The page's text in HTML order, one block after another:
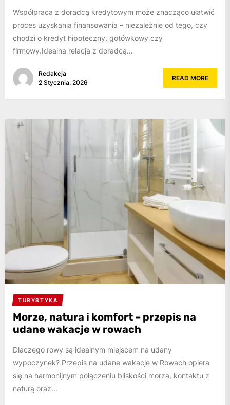
Współpraca z doradcą kredytowym może znacząco ułatwić
proces uzyskania finansowania – niezależnie od tego, czy
chodzi o kredyt hipoteczny, gotówkowy czy
firmowy.Idealna relacja z doradcą...
Redakcja
2 Stycznia, 2026
READ MORE
TURYSTYKA
Morze, natura i komfort – przepis na
udane wakacje w rowach
Dlaczego rowy są idealnym miejscem na udany
wypoczynek? Przepis na udane wakacje w Rowach opiera
się na harmonijnym połączeniu bliskości morza, kontaktu z
naturą oraz...